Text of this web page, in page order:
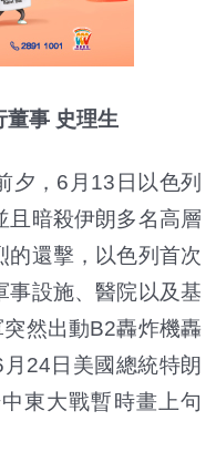
事 史理生
，6月13日以色列
且暗殺伊朗多名高層
的還擊，以色列首次
事設施、醫院以及基
然出動B2轟炸機轟
24日美國總統特朗
東大戰暫時畫上句